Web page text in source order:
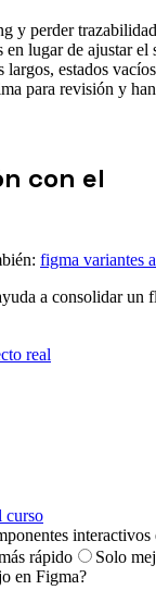
y perder
lugar de ajustar el
estados
para revisión y
con el
figma variantes
a consolidar
real
curso
rápido
Solo
en Figma?